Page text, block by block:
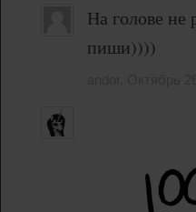
На голове не
пиши))))